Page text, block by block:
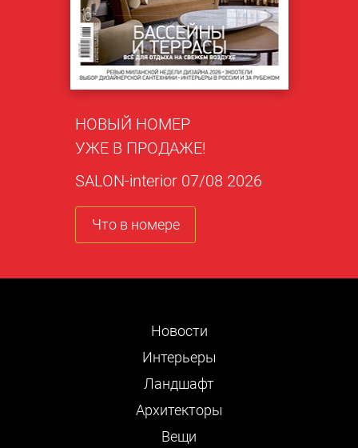
НОВЫЙ НОМЕР
УЖЕ В ПРОДАЖЕ!
SALON-interior 07/08 2026
Что в номере
Новости
Интерьеры
Ландшафт
Архитекторы
Вещи